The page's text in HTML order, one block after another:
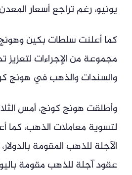
يونيو، رغم تراجع أسعار
كما أعلنت سلطات بكين
مجموعة من الإجراءات لتعزيز
والسندات والذهب في هونج
وأطلقت هونج كونج، أمس
لتسوية معاملات الذهب، كما
الآجلة للذهب المقومة
عقود آجلة للذهب مقومة